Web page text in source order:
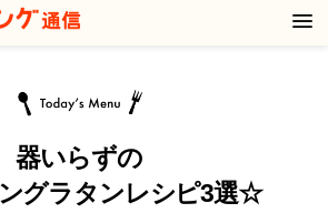
器いらずの
グラタンレシピ3選☆